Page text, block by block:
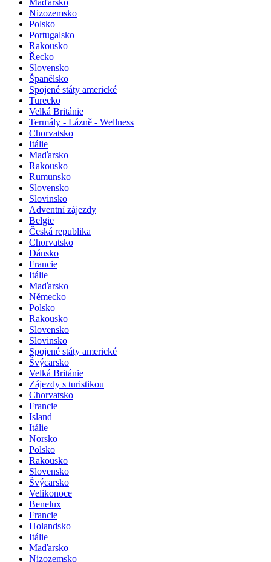
Maďarsko
Nizozemsko
Polsko
Portugalsko
Rakousko
Řecko
Slovensko
Španělsko
Spojené státy americké
Turecko
Velká Británie
Termály - Lázně - Wellness
Chorvatsko
Itálie
Maďarsko
Rakousko
Rumunsko
Slovensko
Slovinsko
Adventní zájezdy
Belgie
Česká republika
Chorvatsko
Dánsko
Francie
Itálie
Maďarsko
Německo
Polsko
Rakousko
Slovensko
Slovinsko
Spojené státy americké
Švýcarsko
Velká Británie
Zájezdy s turistikou
Chorvatsko
Francie
Island
Itálie
Norsko
Polsko
Rakousko
Slovensko
Švýcarsko
Velikonoce
Benelux
Francie
Holandsko
Itálie
Maďarsko
Nizozemsko